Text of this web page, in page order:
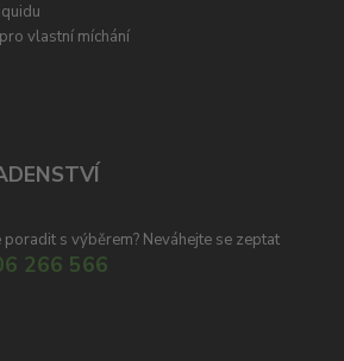
vlastní míchání
poradit s výběrem? Neváhejte se zeptat
266 566